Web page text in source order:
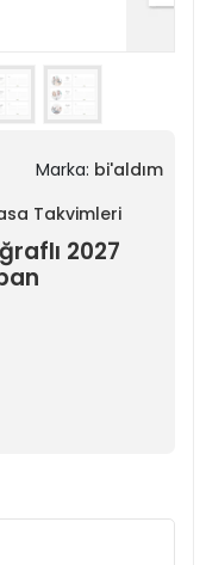
Marka: bi'aldım
Takvimleri
2027